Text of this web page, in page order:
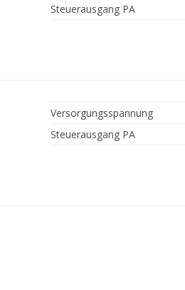
Steuerausgang PA
Versorgungsspannung
Steuerausgang PA